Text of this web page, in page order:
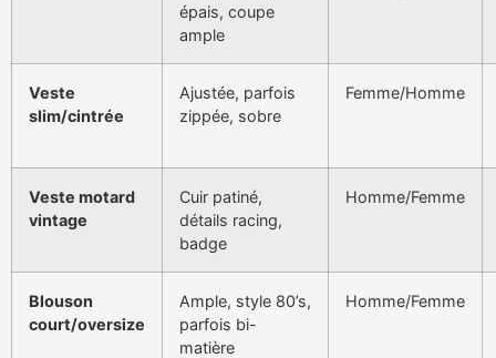
épais, coupe
ample
Veste
slim/cintrée
Ajustée, parfois
zippée, sobre
Femme/Homme
Veste motard
vintage
Cuir patiné,
détails racing,
badge
Homme/Femme
Blouson
court/oversize
Ample, style 80’s,
parfois bi-
matière
Homme/Femme